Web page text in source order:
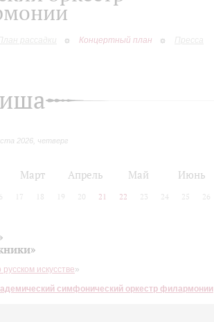
рассадки Концертный план Пресса
2026, четверг
Март Апрель Май Июнь
16 17 18 19 20 21 22 23 24 25 26
искусстве»
симфонический оркестр филармонии